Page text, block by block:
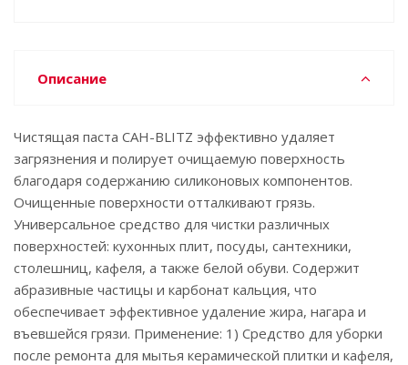
Описание
Чистящая паста САН-BLITZ эффективно удаляет
загрязнения и полирует очищаемую поверхность
благодаря содержанию силиконовых компонентов.
Очищенные поверхности отталкивают грязь.
Универсальное средство для чистки различных
поверхностей: кухонных плит, посуды, сантехники,
столешниц, кафеля, а также белой обуви. Содержит
абразивные частицы и карбонат кальция, что
обеспечивает эффективное удаление жира, нагара и
въевшейся грязи. Применение: 1) Средство для уборки
после ремонта для мытья керамической плитки и кафеля,